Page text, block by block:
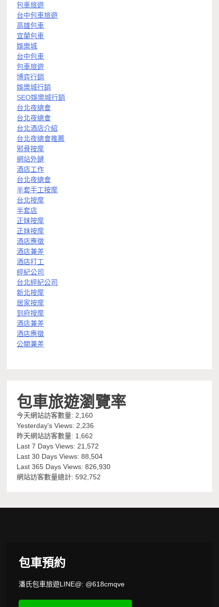
包車旅遊
台中包車旅遊
高雄包車
宜蘭包車
娛樂城
台中包車
包車旅遊
博弈行銷
娛樂城行銷
SEO娛樂城行銷
台北夜總會
台北夜總會
台北酒店介紹
台北夜總會推薦
邪骨按摩
網站外鏈
酒店工作
台北夜總會
半套手工按摩
台北按摩
半套店
正妹按摩
正妹按摩
酒店應徵
酒店兼差
酒店打工
經紀公司
台北經紀公司
新北按摩
居家按摩
到府按摩
酒店兼差
酒店應徵
公關兼差
包車旅遊瀏覽率
今天網站訪客數量: 2,160
Yesterday's Views: 2,236
昨天網站訪客數量: 1,662
Last 7 Days Views: 21,572
Last 30 Days Views:88,504
Last 365 Days Views:826,930
網站訪客數量總計:592,752
包車預約
潘氏包車旅遊LINE@: @618cmqve